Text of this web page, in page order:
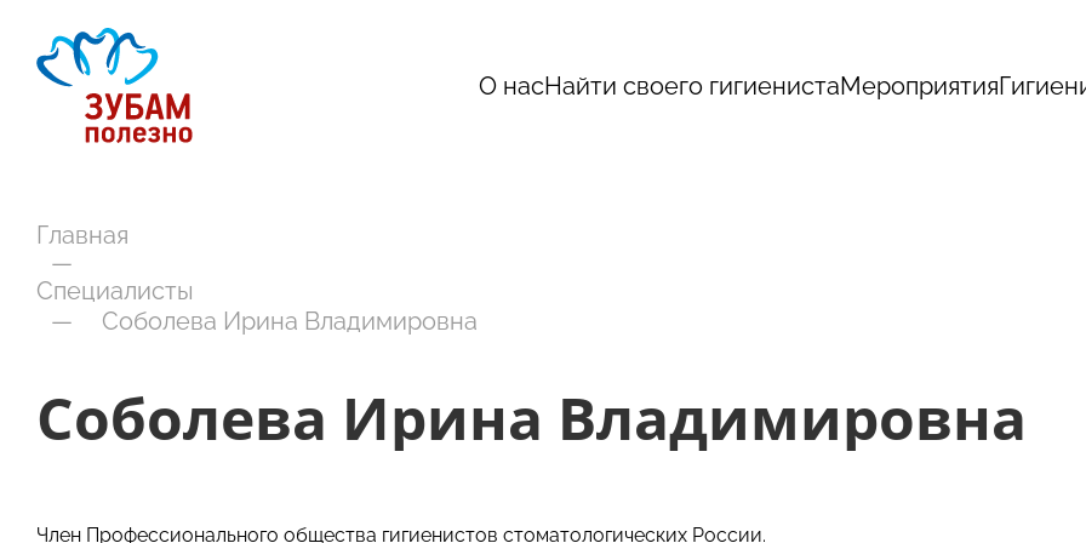
О насНайти своего гигиенистаМероприятия
Соболева Ирина Владимировна
Главная
—
Специалисты
—
Соболева Ирина Владимировна
Член Профессионального общества гигиенистов стоматологических России.